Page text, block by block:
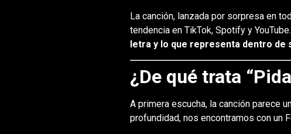
La canción, lanzada por sorpresa en
tendencia en TikTok, Spotify y
letra y lo que representa dentro de
¿De qué trata
A primera escucha, la canción parece
profundidad, nos encontramos con un